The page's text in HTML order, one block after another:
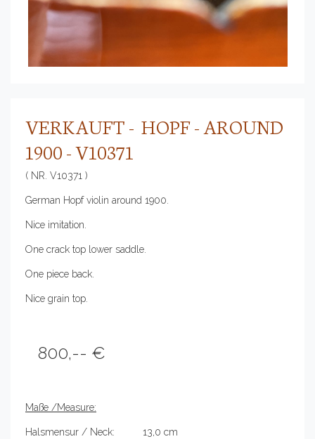
VERKAUFT - HOPF - AROUND
1900 - V10371
( NR. V10371 )
German Hopf violin around 1900.
Nice imitation.
One crack top lower saddle.
One piece back.
Nice grain top.
800,-- €
Maße /Measure:
Halsmensur / Neck: 13,0 cm